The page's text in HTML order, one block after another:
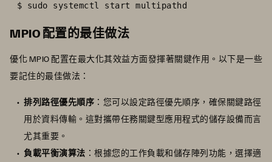
$ sudo systemctl start multipathd
MPIO 配置的最佳做法
優化 MPIO 配置在最大化其效益方面發揮著關鍵作用。以下是一些
要記住的最佳做法：
排列路徑優先順序 ：您可以設定路徑優先順序，確保關鍵路徑
用於資料傳輸。這對攜帶任務關鍵型應用程式的儲存設備而言
尤其重要。
負載平衡演算法 ：根據您的工作負載和儲存陣列功能，選擇適